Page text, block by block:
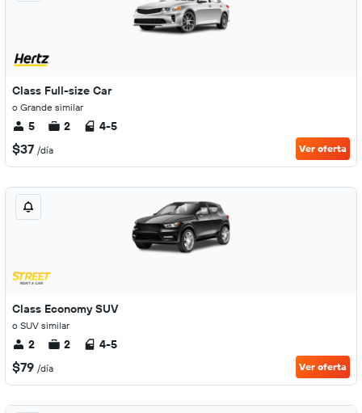
Class Full-size Car
o Grande similar
5 2 4-5
$37 /día Ver oferta
Class Economy SUV
o SUV similar
2 2 4-5
$79 /día Ver oferta